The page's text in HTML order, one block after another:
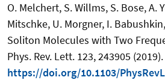
O. Melchert, S. Willms, S. Bose, A.
Mitschke, U. Morgner, I.
Soliton Molecules with Two
Phys. Rev. Lett. 123, 243905 (2019).
https://doi.org/10.1103/